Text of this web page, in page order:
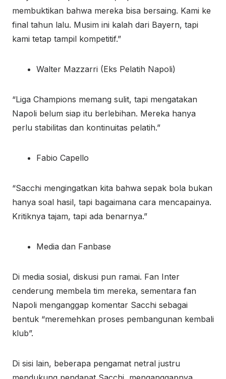
membuktikan bahwa mereka bisa bersaing. Kami ke
final tahun lalu. Musim ini kalah dari Bayern, tapi
kami tetap tampil kompetitif.”
Walter Mazzarri (Eks Pelatih Napoli)
“Liga Champions memang sulit, tapi mengatakan
Napoli belum siap itu berlebihan. Mereka hanya
perlu stabilitas dan kontinuitas pelatih.”
Fabio Capello
“Sacchi mengingatkan kita bahwa sepak bola bukan
hanya soal hasil, tapi bagaimana cara mencapainya.
Kritiknya tajam, tapi ada benarnya.”
Media dan Fanbase
Di media sosial, diskusi pun ramai. Fan Inter
cenderung membela tim mereka, sementara fan
Napoli menganggap komentar Sacchi sebagai
bentuk “meremehkan proses pembangunan kembali
klub”.
Di sisi lain, beberapa pengamat netral justru